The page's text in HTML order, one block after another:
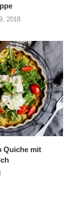
2018
Quiche mit